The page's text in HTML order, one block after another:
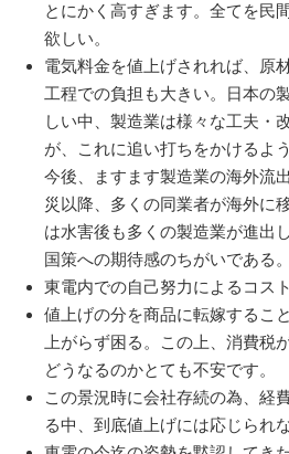
とにかく高すぎます。全てを民
欲しい。
電気料金を値上げされれば、原
工程での負担も大きい。日本の
しい中、製造業は様々な工夫・
が、これに追い打ちをかけるよ
今後、ますます製造業の海外流
災以降、多くの同業者が海外に
は水害後も多くの製造業が進出
国策への期待感のちがいである。
東電内での自己努力によるコス
値上げの分を商品に転嫁するこ
上がらず困る。この上、消費税
どうなるのかとても不安です。
この景況時に会社存続の為、経
る中、到底値上げには応じられ